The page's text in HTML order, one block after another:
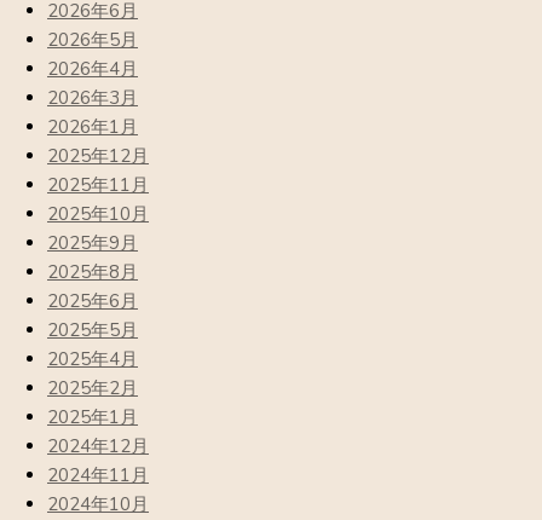
2026年6月
2026年5月
2026年4月
2026年3月
2026年1月
2025年12月
2025年11月
2025年10月
2025年9月
2025年8月
2025年6月
2025年5月
2025年4月
2025年2月
2025年1月
2024年12月
2024年11月
2024年10月